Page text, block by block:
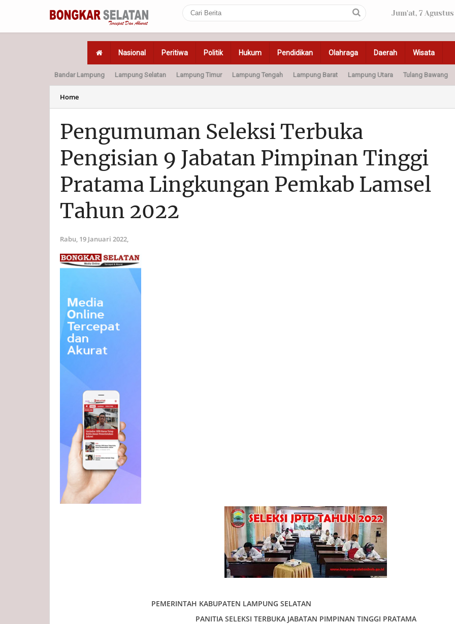
Jum'at, 7 Agustus
Nasional Peritiwa Politik Hukum Pendidikan Olahraga Daerah Wisata
Home Politik Hukum Peristiwa Olahraga Pendidikan Otomotif
Bandar Lampung Lampung Selatan Lampung Timur Lampung Tengah Lampung Barat Lampung Utara Tulang Bawang
Home
Pengumuman Seleksi Terbuka
Pengisian 9 Jabatan Pimpinan Tinggi
Pratama Lingkungan Pemkab Lamsel
Tahun 2022
Rabu, 19 Januari 2022,
PEMERINTAH KABUPATEN LAMPUNG SELATAN
PANITIA SELEKSI TERBUKA JABATAN PIMPINAN TINGGI PRATAMA